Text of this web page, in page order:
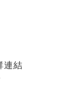
連結